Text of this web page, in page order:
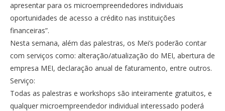
apresentar para os microempreendedores individuais
oportunidades de acesso a crédito nas instituições
financeiras”.
Nesta semana, além das palestras, os Mei’s poderão contar
com serviços como: alteração/atualização do MEI, abertura de
empresa MEI, declaração anual de faturamento, entre outros.
Serviço:
Todas as palestras e workshops são inteiramente gratuitos, e
qualquer microempreendedor individual interessado poderá